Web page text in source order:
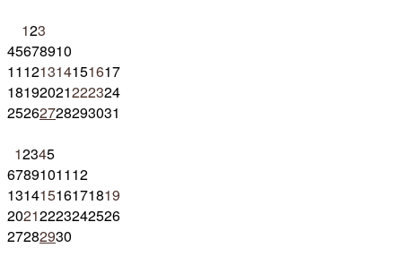
123
45678910
11121314151617
18192021222324
25262728293031
12345
6789101112
13141516171819
20212223242526
27282930